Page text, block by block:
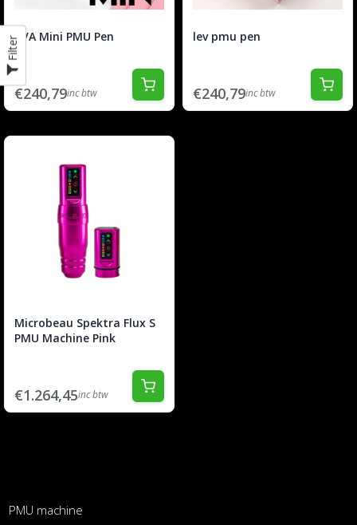
FilterAVA Mini PMU Pen
€240,79inc btw
lev pmu pen
€240,79inc btw
Microbeau Spektra Flux S
PMU Machine Pink
€1.264,45inc btw
PMU machine